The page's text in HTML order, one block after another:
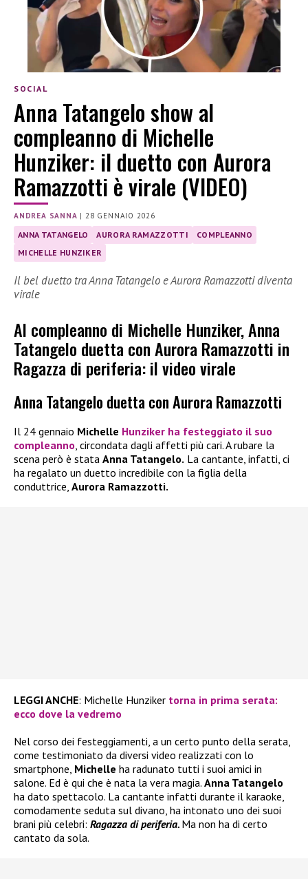
SOCIAL
Anna Tatangelo show al
compleanno di Michelle
Hunziker: il duetto con Aurora
Ramazzotti è virale (VIDEO)
ANDREA SANNA |28 GENNAIO 2026
ANNA TATANGELO AURORA RAMAZZOTTI
COMPLEANNO
MICHELLE HUNZIKER
Il bel duetto tra Anna Tatangelo e Aurora Ramazzotti diventa
virale
Al compleanno di Michelle Hunziker, Anna
Tatangelo duetta con Aurora Ramazzotti in
Ragazza di periferia: il video virale
Anna Tatangelo duetta con Aurora Ramazzotti
Il 24 gennaio Michelle Hunziker ha festeggiato il suo
compleanno, circondata dagli affetti più cari. A rubare la
scena però è stata Anna Tatangelo. La cantante, infatti, ci
ha regalato un duetto incredibile con la figlia della
conduttrice, Aurora Ramazzotti.
LEGGI ANCHE: Michelle Hunziker torna in prima serata:
ecco dove la vedremo
Nel corso dei festeggiamenti, a un certo punto della serata,
come testimoniato da diversi video realizzati con lo
smartphone, Michelle ha radunato tutti i suoi amici in
salone. Ed è qui che è nata la vera magia. Anna Tatangelo
ha dato spettacolo. La cantante infatti durante il karaoke,
comodamente seduta sul divano, ha intonato uno dei suoi
brani più celebri: Ragazza di periferia. Ma non ha di certo
cantato da sola.